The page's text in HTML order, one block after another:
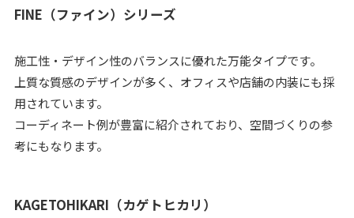
FINE（ファイン）シリーズ
施工性・デザイン性のバランスに優れた万能タイプです。
上質な質感のデザインが多く、オフィスや店舗の内装にも採
用されています。
コーディネート例が豊富に紹介されており、空間づくりの参
考にもなります。
KAGETOHIKARI（カゲトヒカリ）